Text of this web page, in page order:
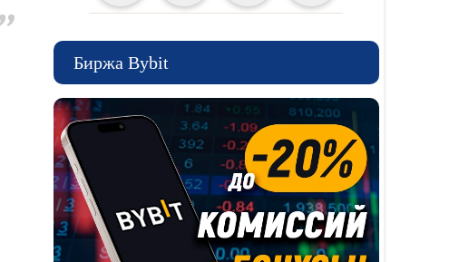
Биржа Bybit